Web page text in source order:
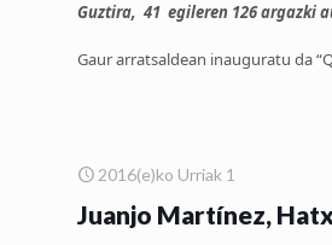
Guztira, 41 egileren 126 argazki
Gaur arratsaldean inauguratu da
2016(e)ko Urriak 1
Juanjo Martínez,